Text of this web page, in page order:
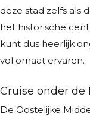
deze stad zelfs als
het historische
kunt dus heerlijk
vol ornaat ervaren.
Cruise onder de
De Oostelijke